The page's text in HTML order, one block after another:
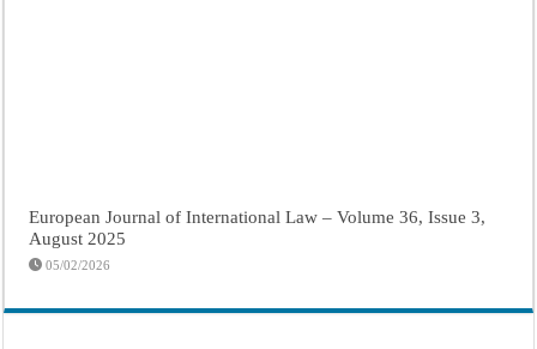
European Journal of International Law – Volume 36, Issue 3,
August 2025
05/02/2026